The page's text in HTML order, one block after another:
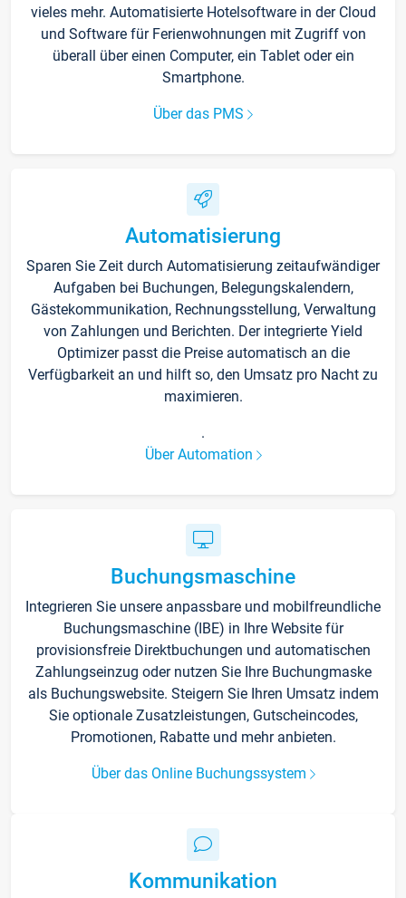
vieles mehr. Automatisierte Hotelsoftware in der Cloud
und Software für Ferienwohnungen mit Zugriff von
überall über einen Computer, ein Tablet oder ein
Smartphone.
Über das PMS
Automatisierung
Sparen Sie Zeit durch Automatisierung zeitaufwändiger
Aufgaben bei Buchungen, Belegungskalendern,
Gästekommunikation, Rechnungsstellung, Verwaltung
von Zahlungen und Berichten. Der integrierte Yield
Optimizer passt die Preise automatisch an die
Verfügbarkeit an und hilft so, den Umsatz pro Nacht zu
maximieren.
.
Über Automation
Buchungsmaschine
Integrieren Sie unsere anpassbare und mobilfreundliche
Buchungsmaschine (IBE) in Ihre Website für
provisionsfreie Direktbuchungen und automatischen
Zahlungseinzug oder nutzen Sie Ihre Buchungmaske
als Buchungswebsite. Steigern Sie Ihren Umsatz indem
Sie optionale Zusatzleistungen, Gutscheincodes,
Promotionen, Rabatte und mehr anbieten.
Über das Online Buchungssystem
Kommunikation